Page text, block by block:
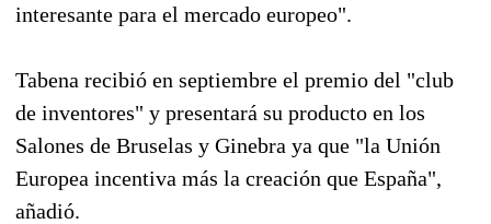
interesante para el mercado europeo".
Tabena recibió en septiembre el premio del "club
de inventores" y presentará su producto en los
Salones de Bruselas y Ginebra ya que "la Unión
Europea incentiva más la creación que España",
añadió.